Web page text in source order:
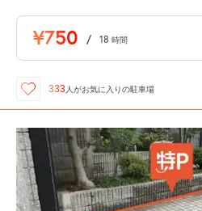
¥750 / 18 時間
333人がお気に入りの駐車場